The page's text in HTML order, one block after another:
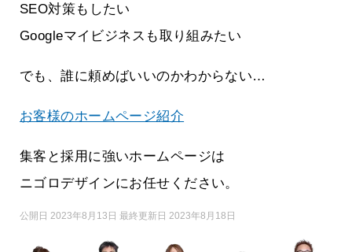
SEO対策もしたい
Googleマイビジネスも取り組みたい
でも、誰に頼めばいいのかわからない…
お客様のホームページ紹介
集客と採用に強いホームページは
ニゴロデザインにお任せください。
公開日 2023年8月13日 最終更新日 2023年8月18日